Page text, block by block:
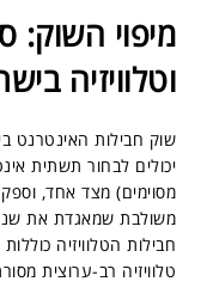
מיפוי השוק:
וטלוויזיה
שוק חבילות האינטרנט
מסוימים) מצד אחד,
משולבת שמאגדת את
חבילות הטלוויזיה
טלוויזיה רב-ערוצית